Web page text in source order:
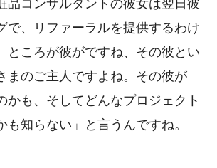
品コンサルタントの彼女は翌日彼
で、リファーラルを提供するわけ
ところが彼がですね、その彼とい
まのご主人ですよね。その彼が
かも、そしてどんなプロジェクト
も知らない」と言うんですね。